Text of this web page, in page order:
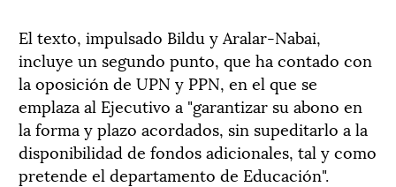
El texto, impulsado Bildu y Aralar-Nabai,
incluye un segundo punto, que ha contado con
la oposición de UPN y PPN, en el que se
emplaza al Ejecutivo a "garantizar su abono en
la forma y plazo acordados, sin supeditarlo a la
disponibilidad de fondos adicionales, tal y como
pretende el departamento de Educación".